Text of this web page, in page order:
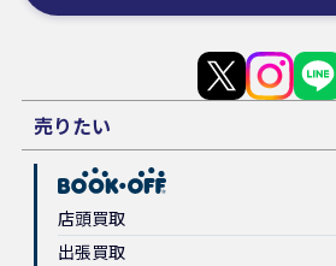
売りたい
店頭買取
出張買取